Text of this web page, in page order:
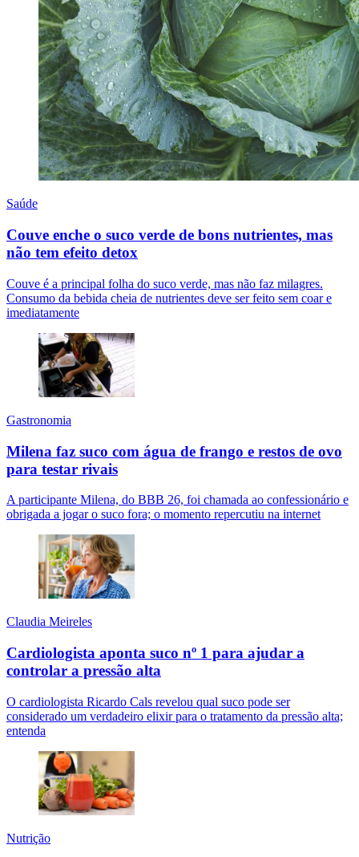
Saúde
Couve enche o suco verde de bons nutrientes, mas
não tem efeito detox
Couve é a principal folha do suco verde, mas não faz milagres.
Consumo da bebida cheia de nutrientes deve ser feito sem coar e
imediatamente
Gastronomia
Milena faz suco com água de frango e restos de ovo
para testar rivais
A participante Milena, do BBB 26, foi chamada ao confessionário e
obrigada a jogar o suco fora; o momento repercutiu na internet
Claudia Meireles
Cardiologista aponta suco nº 1 para ajudar a
controlar a pressão alta
O cardiologista Ricardo Cals revelou qual suco pode ser
considerado um verdadeiro elixir para o tratamento da pressão alta;
entenda
Nutrição